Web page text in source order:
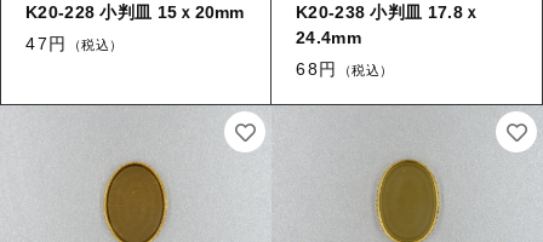
K20-228 小判皿 15ｘ20mm
47円
（税込）
K20-238 小判皿 17.8ｘ
24.4mm
68円
（税込）